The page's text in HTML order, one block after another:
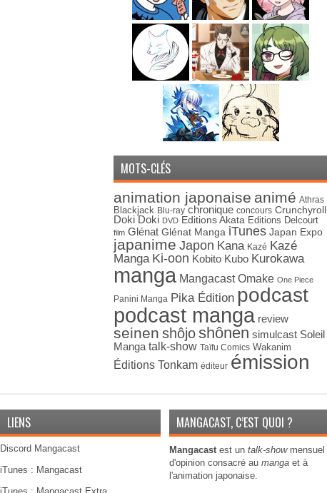
MOTS-CLÉS
animation japonaise animé Athras
Blackjack Blu-ray chronique concours Crunchyroll
Doki Doki DVD Editions Akata Editions Delcourt
film Glénat Glénat Manga iTunes Japan Expo
japanime Japon Kana Kazé Kazé
Manga Ki-oon Kobito Kubo Kurokawa
manga Mangacast Omake One Piece
Panini Manga Pika Édition podcast
podcast manga review
seinen shôjoshônen simulcast Soleil
Manga talk-show Taïfu Comics Wakanim
Éditions Tonkam éditeur émission
LIENS
Discord Mangacast
iTunes : Mangacast
MANGACAST, C’EST QUOI ?
Mangacastest un talk-showmensuel
d'opinion consacré au manga et à
l'animation japonaise.